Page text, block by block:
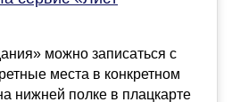
можно записаться с
места в конкретном
нижней полке в плацкарте